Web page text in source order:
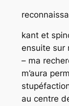
kant et
ensuite sur
– ma
m’aura
au centre